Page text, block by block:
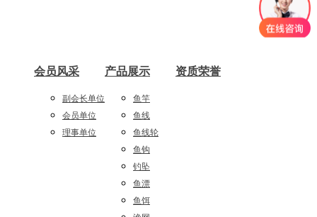
会员风采
副会长单位
会员单位
理事单位
产品展示
鱼竿
鱼线
鱼线轮
鱼钩
钓坠
鱼漂
鱼饵
资质荣誉